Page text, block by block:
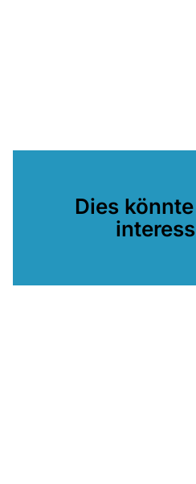
Dies